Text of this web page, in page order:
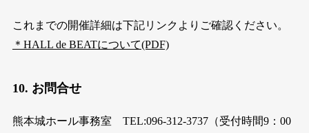
これまでの開催詳細は下記リンクよりご確認ください。
＊HALL de BEATについて(PDF)
10. お問合せ
熊本城ホール事務室 TEL:096-312-3737（受付時間9：00